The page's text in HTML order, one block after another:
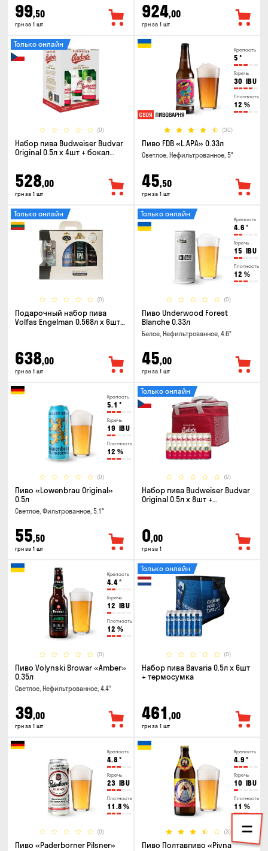
99,50
грн за 1 шт
924,00
грн за 1 шт
(0)
Только онлайн
Набор пива Budweiser Budvar
Original 0.5л х 4шт + бокал
528,00
грн за 1 шт
Крепость
5 °
Горечь
30 IBU
Плотность
12 %
(30)
Пиво FDB «L.APA» 0.33л
Светлое, Нефильтрованное, 5°
45,50
грн за 1 шт
(0)
Только онлайн
Подарочный набор пива
Volfas Engelman 0.568л x 6шт +
638,00
грн за 1 шт
Крепость
4.6 °
Горечь
15 IBU
Плотность
12 %
(0)
Только онлайн
Пиво Underwood Forest
Blanche 0.33л
Белое, Нефильтрованное, 4.6°
45,00
грн за 1 шт
Крепость
5.1 °
Горечь
19 IBU
Плотность
12 %
(0)
Пиво «Lowenbrau Original»
0.5л
Светлое, Фильтрованное, 5.1°
55,50
грн за 1 шт
(0)
Только онлайн
Набор пива Budweiser Budvar
Original 0.5л x 8шт +
0,00
грн за 1
Крепость
4.4°
Горечь
12 IBU
Плотность
12 %
(0)
Пиво Volynski Browar «Amber»
0.35л
Светлое, Нефильтрованное, 4.4°
39,00
грн за 1 шт
(0)
Только онлайн
Набор пива Bavaria 0.5л х 6шт
+ термосумка
461 ,00
грн за 1 шт
Крепость
4.8 °
Горечь
23 IBU
Плотность
11.8 %
(0)
Пиво «Paderborner Pilsner»
Крепость
4.9 °
Горечь
10 IBU
Плотность
11 %
(3)
Пиво Полтавпиво «Pivna